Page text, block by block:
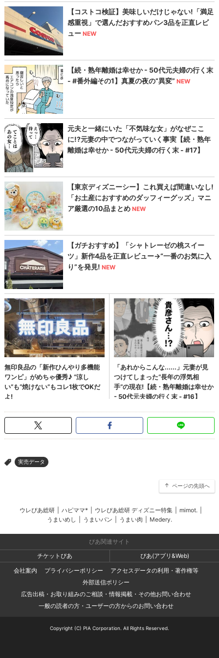
> 実売データ
ページの先頭へ
ウレぴあ総研 ハピママ* ウレぴあ総研 ディズニー特集 mimot.
うまいめし
うまいパン うまい肉 Medery.
ぴあ関連サイト
チケットぴあ
ぴあ(アプリ&Web)
会社案内
プライバシーポリシー
アクセスデータの利用・著作権等
外部送信ポリシー
広告出稿・お取り組みのご相談・情報掲載・その他お問い合わせ
一般の読者の方・ユーザーの方からのお問い合わせ
Copyright (C) PIA Corporation. All Rights Reserved.